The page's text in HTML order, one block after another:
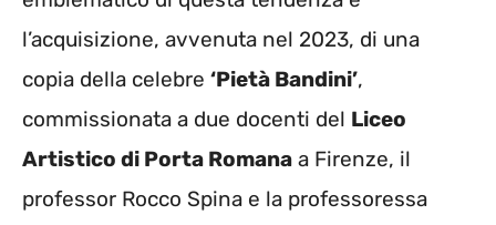
l’acquisizione, avvenuta nel 2023, di una
copia della celebre ‘Pietà Bandini’,
commissionata a due docenti del Liceo
Artistico di Porta Romana a Firenze, il
professor Rocco Spina e la professoressa